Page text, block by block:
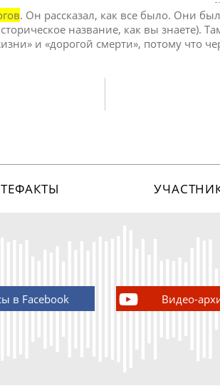
. Он рассказал, как все было. Они
название, как вы знаете).
и «дорогой смерти», потому что
в Facebook Видео-